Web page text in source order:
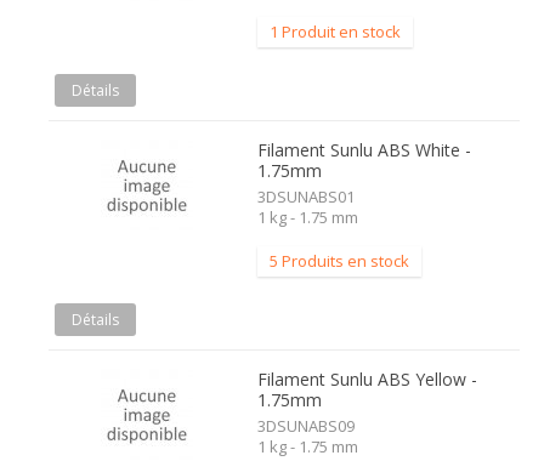
1 Produit en stock
Détails
Filament Sunlu ABS White -
1.75mm
3DSUNABS01
1 kg - 1.75 mm
5 Produits en stock
Détails
Filament Sunlu ABS Yellow -
1.75mm
3DSUNABS09
1 kg - 1.75 mm